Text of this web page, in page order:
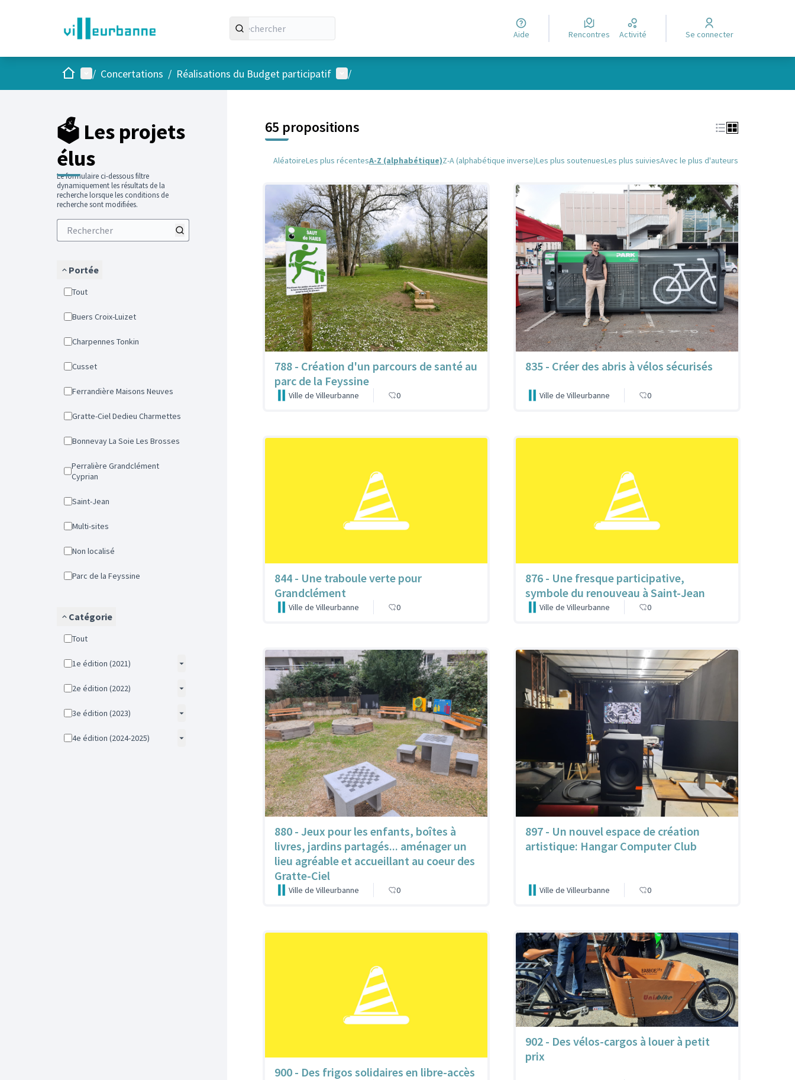
Aide Rencontres Activité Se connecter
AccueilMenu principal
/ Concertations / Réalisations du Budget participatif Menu utilisateur
/
🗳️ Les projets
élus
Le formulaire ci-dessous filtre
dynamiquement les résultats de la
recherche lorsque les conditions de
recherche sont modifiées.
Portée
Tout
Buers Croix-Luizet
Charpennes Tonkin
Cusset
Ferrandière Maisons Neuves
Gratte-Ciel Dedieu Charmettes
Bonnevay La Soie Les Brosses
Perralière Grandclément
Cyprian
Saint-Jean
Multi-sites
Non localisé
Parc de la Feyssine
Catégorie
Tout
1e édition (2021)
2e édition (2022)
3e édition (2023)
4e édition (2024-2025)
65 propositions
AléatoireLes plus récentesA-Z (alphabétique)Z-A (alphabétique inverse)Les plus soutenuesLes plus suiviesAvec le plus d'auteurs
788 - Création d'un parcours de santé au
parc de la Feyssine
Ville de Villeurbanne 0
835 - Créer des abris à vélos sécurisés
Ville de Villeurbanne 0
844 - Une traboule verte pour
Grandclément
Ville de Villeurbanne 0
876 - Une fresque participative,
symbole du renouveau à Saint-Jean
Ville de Villeurbanne 0
880 - Jeux pour les enfants, boîtes à
livres, jardins partagés... aménager un
lieu agréable et accueillant au coeur des
Gratte-Ciel
Ville de Villeurbanne 0
897 - Un nouvel espace de création
artistique: Hangar Computer Club
Ville de Villeurbanne 0
900 - Des frigos solidaires en libre-accès
902 - Des vélos-cargos à louer à petit
prix